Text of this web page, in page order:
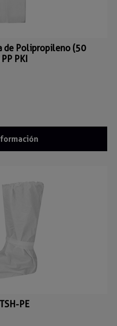
de Polipropileno (50
PKI
PE